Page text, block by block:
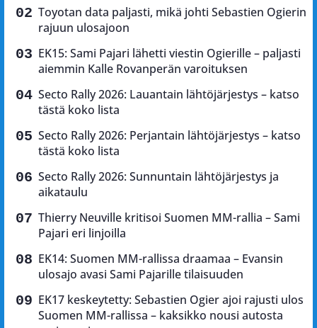
Toyotan data paljasti, mikä johti Sebastien Ogierin
rajuun ulosajoon
EK15: Sami Pajari lähetti viestin Ogierille – paljasti
aiemmin Kalle Rovanperän varoituksen
Secto Rally 2026: Lauantain lähtöjärjestys – katso
tästä koko lista
Secto Rally 2026: Perjantain lähtöjärjestys – katso
tästä koko lista
Secto Rally 2026: Sunnuntain lähtöjärjestys ja
aikataulu
Thierry Neuville kritisoi Suomen MM-rallia – Sami
Pajari eri linjoilla
EK14: Suomen MM-rallissa draamaa – Evansin
ulosajo avasi Sami Pajarille tilaisuuden
EK17 keskeytetty: Sebastien Ogier ajoi rajusti ulos
Suomen MM-rallissa – kaksikko nousi autosta